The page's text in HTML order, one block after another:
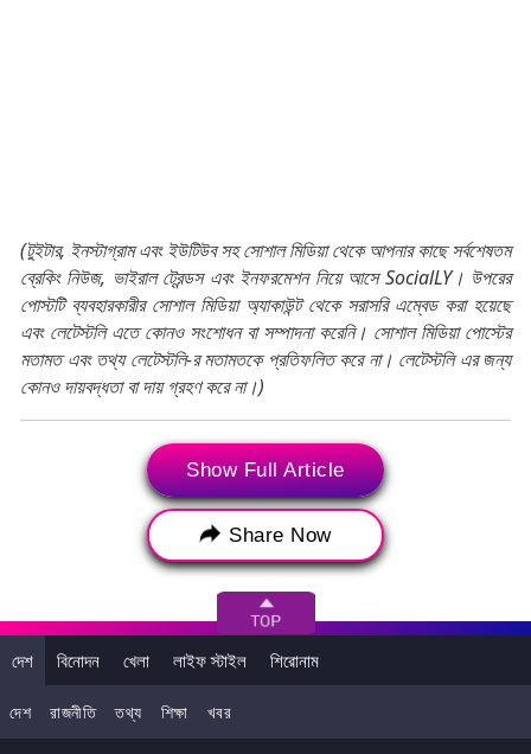
(টুইটার, ইনস্টাগ্রাম এবং ইউটিউব সহ সোশাল মিডিয়া থেকে আপনার কাছে সর্বশেষতম
ব্রেকিং নিউজ, ভাইরাল ট্রেন্ডস এবং ইনফরমেশন নিয়ে আসে SocialLY। উপরের
পোস্টটি ব্যবহারকারীর সোশাল মিডিয়া অ্যাকাউন্ট থেকে সরাসরি এম্বেড করা হয়েছে
এবং লেটেস্টলি এতে কোনও সংশোধন বা সম্পাদনা করেনি। সোশাল মিডিয়া পোস্টের
মতামত এবং তথ্য লেটেস্টলি-র মতামতকে প্রতিফলিত করে না। লেটেস্টলি এর জন্য
কোনও দায়বদ্ধতা বা দায় গ্রহণ করে না।)
Punjab Flood Situation Punjab Flood
PM Narendra Modi Modi to Visit Punjab
পাঞ্জাব বন্যা পরিস্থিতি
প্রধানমন্ত্রী নরেন্দ্র মোদী
Show Full Article
Share Now
দেশ বিনোদন খেলা লাইফ স্টাইল শিরোনাম
দেশ রাজনীতি তথ্য শিক্ষা খবর